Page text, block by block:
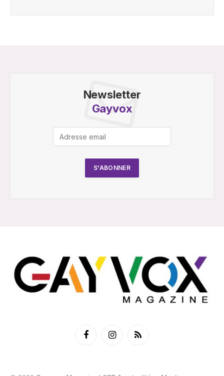
Newsletter
Gayvox
FacebookInstagramRSS